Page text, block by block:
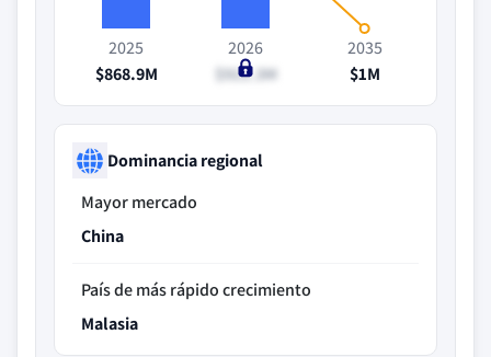
2025
$868.9M
2026
$911.3M
2035
$1M
Dominancia regional
Mayor mercado
China
País de más rápido crecimiento
Malasia